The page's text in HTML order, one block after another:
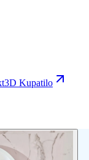
3D Kupatilo